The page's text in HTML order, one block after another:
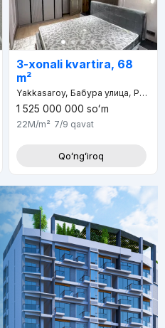
3-xonali kvartira, 68
m²
Yakkasaroy, Бабура улица, Ракат махалля
1 525 000 000 soʻm
22M/m² 7/9 qavat
Qoʻngʻiroq